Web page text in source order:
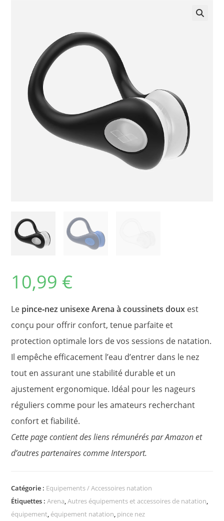
10,99 €
Le pince‑nez unisexe Arena à coussinets doux est
conçu pour offrir confort, tenue parfaite et
protection optimale lors de vos sessions de natation.
Il empêche efficacement l’eau d’entrer dans le nez
tout en assurant une stabilité durable et un
ajustement ergonomique. Idéal pour les nageurs
réguliers comme pour les amateurs recherchant
confort et fiabilité.
Cette page contient des liens rémunérés par Amazon et
d’autres partenaires comme Intersport.
Catégorie : Equipements / Accessoires natation
Étiquettes :Arena,Autres équipements et accessoires de natation,
équipement, équipement natation, pince nez